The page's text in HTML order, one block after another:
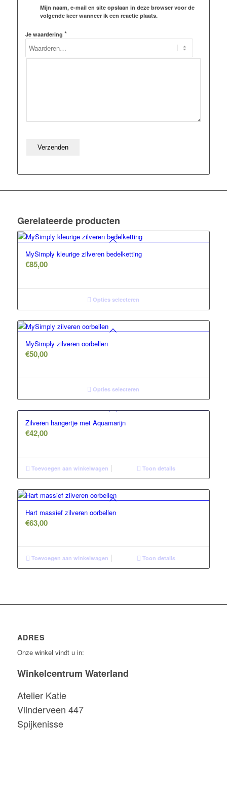
Mijn naam, e-mail en site opslaan in deze browser voor de
volgende keer wanneer ik een reactie plaats.
Je waardering *
Gerelateerde producten
MySimply kleurige zilveren bedelketting
€85,00
Opties selecteren
MySimply zilveren oorbellen
€50,00
Opties selecteren
Zilveren hangertje met Aquamarijn
€42,00
Toevoegen aan winkelwagen Toon details
Hart massief zilveren oorbellen
€63,00
Toevoegen aan winkelwagen Toon details
ADRES
Onze winkel vindt u in:
Winkelcentrum Waterland
Atelier Katie
Vlinderveen 447
Spijkenisse